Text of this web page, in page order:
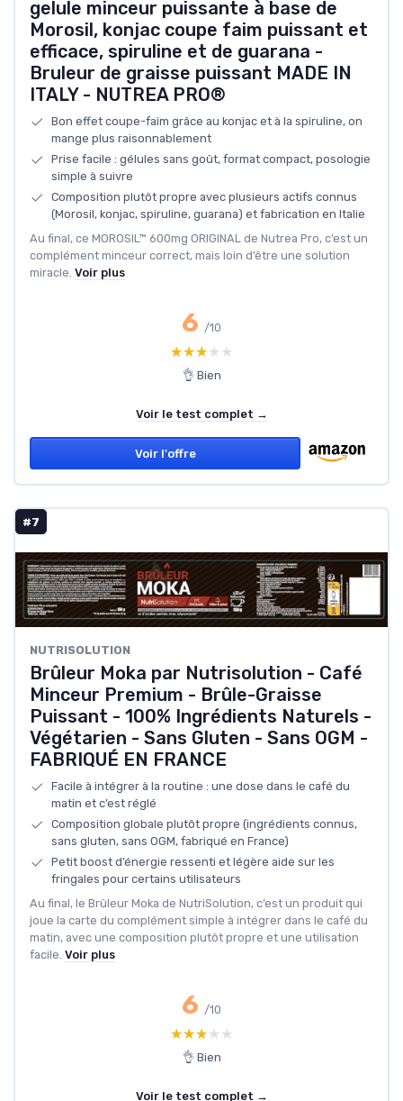
gelule minceur puissante à base de
Morosil, konjac coupe faim puissant et
efficace, spiruline et de guarana -
Bruleur de graisse puissant MADE IN
ITALY - NUTREA PRO®
Bon effet coupe-faim grâce au konjac et à la spiruline, on
mange plus raisonnablement
Prise facile : gélules sans goût, format compact, posologie
simple à suivre
Composition plutôt propre avec plusieurs actifs connus
(Morosil, konjac, spiruline, guarana) et fabrication en Italie
Au final, ce MOROSIL™ 600mg ORIGINAL de Nutrea Pro, c’est un
complément minceur correct, mais loin d’être une solution
miracle. Voir plus
6 /10
★★★★★
★★★★★
👌 Bien
Voir le test complet →
Voir l'offre
#7
NUTRISOLUTION
Brûleur Moka par Nutrisolution - Café
Minceur Premium - Brûle-Graisse
Puissant - 100% Ingrédients Naturels -
Végétarien - Sans Gluten - Sans OGM -
FABRIQUÉ EN FRANCE
Facile à intégrer à la routine : une dose dans le café du
matin et c’est réglé
Composition globale plutôt propre (ingrédients connus,
sans gluten, sans OGM, fabriqué en France)
Petit boost d’énergie ressenti et légère aide sur les
fringales pour certains utilisateurs
Au final, le Brûleur Moka de NutriSolution, c’est un produit qui
joue la carte du complément simple à intégrer dans le café du
matin, avec une composition plutôt propre et une utilisation
facile. Voir plus
6 /10
★★★★★
★★★★★
👌 Bien
Voir le test complet →